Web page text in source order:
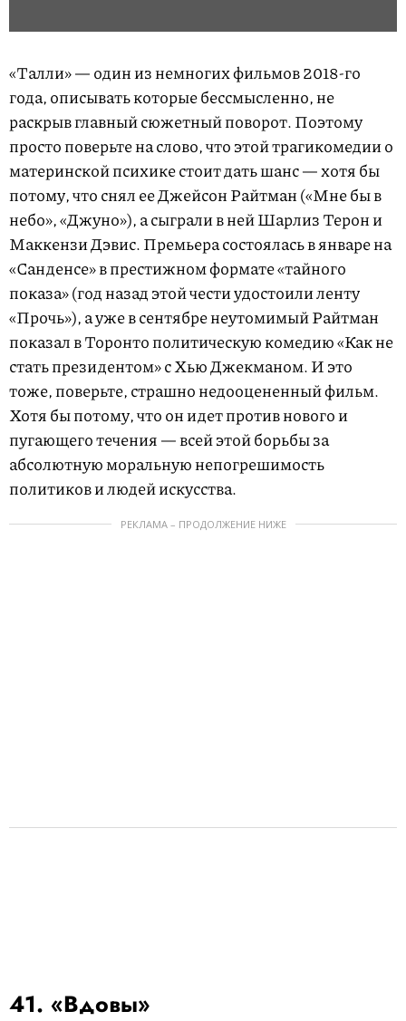
«Талли» — один из немногих фильмов 2018-го
года, описывать которые бессмысленно, не
раскрыв главный сюжетный поворот. Поэтому
просто поверьте на слово, что этой трагикомедии о
материнской психике стоит дать шанс — хотя бы
потому, что снял ее Джейсон Райтман («Мне бы в
небо», «Джуно»), а сыграли в ней Шарлиз Терон и
Маккензи Дэвис. Премьера состоялась в январе на
«Санденсе» в престижном формате «тайного
показа» (год назад этой чести удостоили ленту
«Прочь»), а уже в сентябре неутомимый Райтман
показал в Торонто политическую комедию «Как не
стать президентом» с Хью Джекманом. И это
тоже, поверьте, страшно недооцененный фильм.
Хотя бы потому, что он идет против нового и
пугающего течения — всей этой борьбы за
абсолютную моральную непогрешимость
политиков и людей искусства.
РЕКЛАМА – ПРОДОЛЖЕНИЕ НИЖЕ
41. «Вдовы»